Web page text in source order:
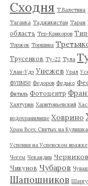
Сходня Т.Валетина
Таганка Таджикистан Таран
область Тер-Крикоров
Торжок Торшина
Трусенков Ту-22 Тула
Улан-Удэ Унежев Урал
ФУПМ50 Федоров Федько
Фитиль Фотоцентр
Халтурин Харитоньевский
водохранилище Ховрино
Храм Всех Святых на
Успения на Успенском вражке
Чегем Чекандин Черников
Чикунов Чубаров
Шапошников